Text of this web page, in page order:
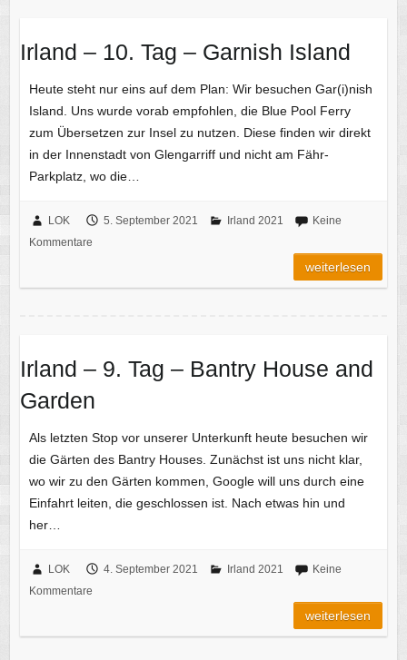
Irland – 10. Tag – Garnish Island
Heute steht nur eins auf dem Plan: Wir besuchen Gar(i)nish
Island. Uns wurde vorab empfohlen, die Blue Pool Ferry
zum Übersetzen zur Insel zu nutzen. Diese finden wir direkt
in der Innenstadt von Glengarriff und nicht am Fähr-
Parkplatz, wo die…
LOK 5. September 2021 Irland 2021
Keine
Kommentare
weiterlesen
Irland – 9. Tag – Bantry House and
Garden
Als letzten Stop vor unserer Unterkunft heute besuchen wir
die Gärten des Bantry Houses. Zunächst ist uns nicht klar,
wo wir zu den Gärten kommen, Google will uns durch eine
Einfahrt leiten, die geschlossen ist. Nach etwas hin und
her…
LOK 4. September 2021 Irland 2021
Keine
Kommentare
weiterlesen